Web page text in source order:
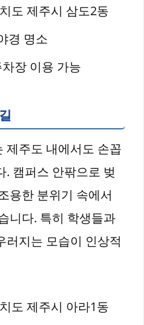
도 제주시 삼도2동
경 명소
장 이용 가능
제주도 내에서도 손꼽
. 캠퍼스 안팎으로 벚
용한 분위기 속에서
니다. 특히 학생들과
러지는 모습이 인상적
도 제주시 아라1동